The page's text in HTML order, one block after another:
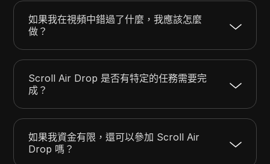
如果我在視頻中錯過了什麼，我應該怎麼
做？
Scroll Air Drop 是否有特定的任務需要完
成？
如果我資金有限，還可以參加 Scroll Air
Drop 嗎？